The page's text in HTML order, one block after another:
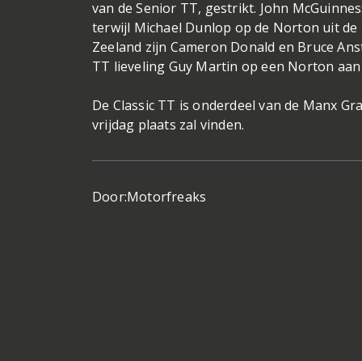
van de Senior TT, gestrikt. John
terwijl Michael Dunlop op de Norton uit
Zeeland zijn Cameron Donald en Bruce
TT lieveling Guy Martin op een Norton
De Classic TT is onderdeel van de Manx
vrijdag plaats zal vinden.
Door:Motorfreaks